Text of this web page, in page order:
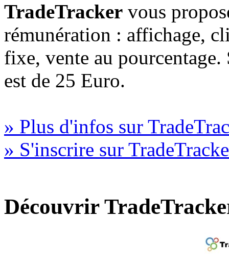
TradeTracker vous
rémunération : affichage,
fixe, vente au
est de 25 Euro.
» Plus d'infos sur
» S'inscrire sur
Découvrir